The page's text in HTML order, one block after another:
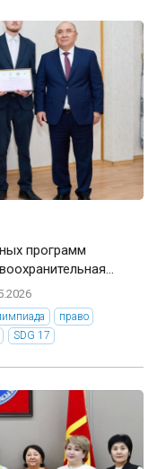
программ
право
SDG 17